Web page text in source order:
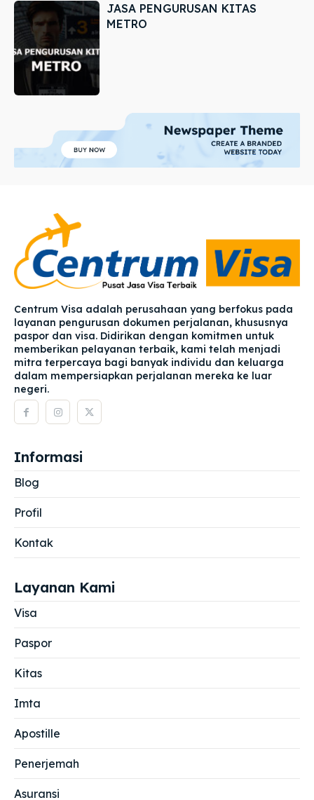
JASA PENGURUSAN KITAS
METRO
Centrum Visa adalah perusahaan yang berfokus pada
layanan pengurusan dokumen perjalanan, khususnya
paspor dan visa. Didirikan dengan komitmen untuk
memberikan pelayanan terbaik, kami telah menjadi
mitra terpercaya bagi banyak individu dan keluarga
dalam mempersiapkan perjalanan mereka ke luar
negeri.
Informasi
Blog
Profil
Kontak
Layanan Kami
Visa
Paspor
Kitas
Imta
Apostille
Penerjemah
Asuransi